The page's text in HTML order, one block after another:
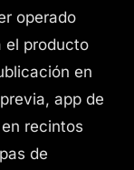
operado
el producto
en
app de
recintos
de